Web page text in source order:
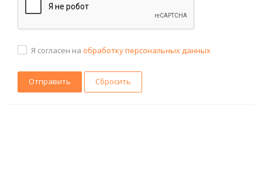
Я согласен на обработку персональных данных
Сбросить